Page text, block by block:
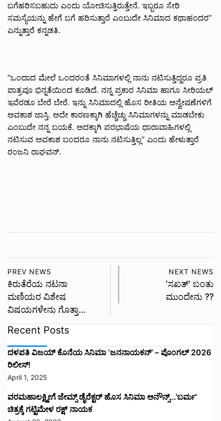
ಬಗೆಹರಿಸಬಹುದು ಎಂದು ಯೋಚಿಸುತ್ತಿರುತ್ತೇನೆ. ಇಬ್ಬರೂ ಸೇರಿ
ಸಮಸ್ಯೆಯನ್ನು ಹೇಗೆ ಬಗೆ ಹರಿಸುತ್ತಾರೆ ಎಂಬುದೇ ಸಿನಿಮಾದ ಕಥಾಹಂದರ”
ಎನ್ನುತ್ತಾರೆ ಕನ್ನಡತಿ.
“ಒಂದಾದ ಮೇಲೆ ಒಂದರಂತೆ ಸಿನಿಮಾಗಳಲ್ಲಿ ನಾನು ನಟಿಸುತ್ತಿದ್ದರೂ ಪ್ರತಿ
ಪಾತ್ರವೂ ಭಿನ್ನತೆಯಿಂದ ಕೂಡಿದೆ. ನನ್ನ ಪ್ರಕಾರ ಸಿನಿಮಾ ಹಾಗೂ ಸೀರಿಯಲ್
ಇವೆರಡೂ ಬೇರೆ ಬೇರೆ. ಇನ್ನು ಸಿನಿಮಾದಲ್ಲಿ ಹೊಸ ರೀತಿಯ ಅನ್ವೇಷಣೆಗಳಿಗೆ
ಅವಕಾಶ ಜಾಸ್ತಿ. ಅದೇ ಕಾರಣಕ್ಕಾಗಿ ಹೆಚ್ಚೆಚ್ಚು ಸಿನಿಮಾಗಳನ್ನು ಮಾಡಬೇಕು
ಎಂಬುದೇ ನನ್ನ ಬಯಕೆ. ಅದಕ್ಕಾಗಿ ಪರಭಾಷೆಯ ಧಾರಾವಾಹಿಗಳಲ್ಲಿ
ನಟಿಸುವ ಅವಕಾಶ ಬಂದರೂ ನಾನು ನಟಿಸುತ್ತಿಲ್ಲ” ಎಂದು ಹೇಳುತ್ತಾರೆ
ರಂಜನಿ ರಾಘವನ್.
PREV NEWS
ಕಿರುತೆರೆಯ ನಟನಾ
ಮಣಿಯರ ವಿಶೇಷ
ವಿಷಯಗಳೇನು ಗೊತ್ತಾ…
NEXT NEWS
‘ಸಖತ್’ ಬಂತು
ಮುಂದೇನು ??
Recent Posts
ದಳಪತಿ ವಿಜಯ್‌ ಕೊನೆಯ ಸಿನಿಮಾ ‘ಜನನಾಯಕನ್’ – ಪೊಂಗಲ್ 2026
ರಿಲೀಸ್!
April 1, 2025
ವರಮಹಾಲಕ್ಷ್ಮೀಗೆ ಜೇಮ್ಸ್ ಡೈರೆಕ್ಟರ್ ಹೊಸ ಸಿನಿಮಾ ಅನೌನ್ಸ್…’ಬರ್ಮ’
ಚಿತ್ರಕ್ಕೆ ಗಟ್ಟಿಮೇಳ ರಕ್ಷ್ ನಾಯಕ